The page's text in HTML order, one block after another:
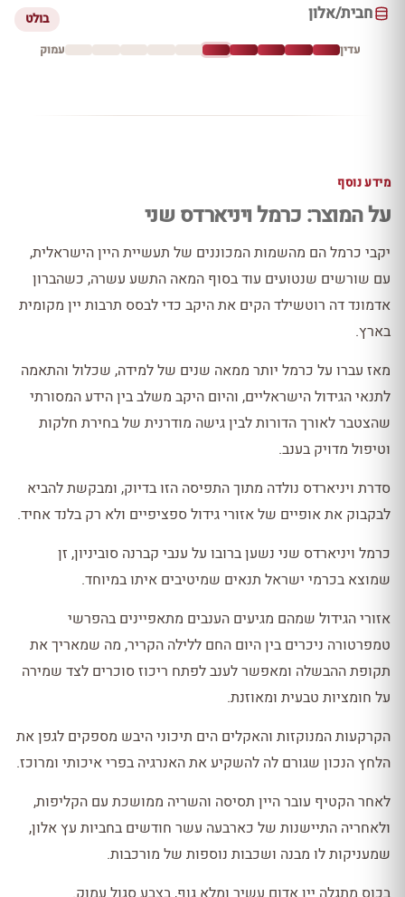
חבית/אלון בולט
עדין עמוק
מידע נוסף
על המוצר: כרמל ויניארדס שני
יקבי כרמל הם מהשמות המכוננים של תעשיית היין הישראלית,
עם שורשים שנטועים עוד בסוף המאה התשע עשרה, כשהברון
אדמונד דה רוטשילד הקים את היקב כדי לבסס תרבות יין מקומית
בארץ.
מאז עברו על כרמל יותר ממאה שנים של למידה, שכלול והתאמה
לתנאי הגידול הישראליים, והיום היקב משלב בין הידע המסורתי
שהצטבר לאורך הדורות לבין גישה מודרנית של בחירת חלקות
וטיפול מדויק בענב.
סדרת ויניארדס נולדה מתוך התפיסה הזו בדיוק, ומבקשת להביא
לבקבוק את אופיים של אזורי גידול ספציפיים ולא רק בלנד אחיד.
כרמל ויניארדס שני נשען ברובו על ענבי קברנה סוביניון, זן
שמוצא בכרמי ישראל תנאים שמיטיבים איתו במיוחד.
אזורי הגידול שמהם מגיעים הענבים מתאפיינים בהפרשי
טמפרטורה ניכרים בין היום החם ללילה הקריר, מה שמאריך את
תקופת ההבשלה ומאפשר לענב לפתח ריכוז סוכרים לצד שמירה
על חומציות טבעית ומאוזנת.
הקרקעות המנוקזות והאקלים הים תיכוני היבש מספקים לגפן את
הלחץ הנכון שגורם לה להשקיע את האנרגיה בפרי איכותי ומרוכז.
לאחר הקטיף עובר היין תסיסה והשריה ממושכת עם הקליפות,
ולאחריה התיישנות של כארבעה עשר חודשים בחביות עץ אלון,
שמעניקות לו מבנה ושכבות נוספות של מורכבות.